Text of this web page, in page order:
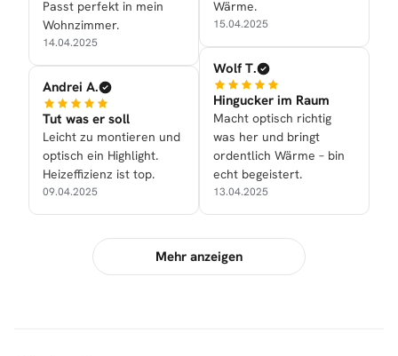
Passt perfekt in mein
Wohnzimmer.
14.04.2025
Andrei A.
Tut was er soll
Leicht zu montieren und
optisch ein Highlight.
Heizeffizienz ist top.
09.04.2025
Wärme.
15.04.2025
Wolf T.
Hingucker im Raum
Macht optisch richtig
was her und bringt
ordentlich Wärme – bin
echt begeistert.
13.04.2025
Mehr anzeigen